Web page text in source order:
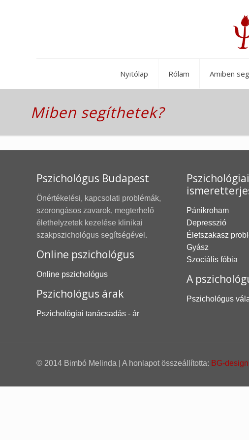
Nyitólap Rólam Amiben
Miben segíthetek?
Pszichológus Budapest
Önértékelési, kapcsolati problémák,
szorongásos zavarok, megterhelő
élethelyzetek kezelése klinikai
szakpszichológus segítségével.
Online pszichológus
Online pszichológus
Pszichológus árak
Pszichológiai tanácsadás - ár
Pszichológiai
Pánikroham
Depresszió
Életszakasz
Gyász
Szociális fóbia
A
Pszichológus
© 2014 Bimbó Melinda | A honlapot összeállította: BG-design